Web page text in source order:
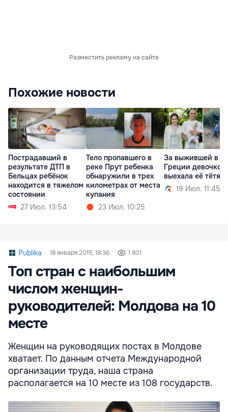
Разместить рекламу на сайте
Похожие новости
Пострадавший в
результате ДТП в
Бельцах ребёнок
находится в тяжелом
состоянии
27 Июл. 13:54
Тело пропавшего в
реке Прут ребенка
обнаружили в трех
километрах от места
купания
23 Июл. 10:25
За выжившей в
Греции девочкой
выехала её тётя
19 Июл. 11:45
Publika 18 января 2015, 18:36 1 801
Топ стран с наибольшим
числом женщин-
руководителей: Молдова на 10
месте
Женщин на руководящих постах в Молдове
хватает. По данным отчета Международной
организации труда, наша страна
располагается на 10 месте из 108 государств.